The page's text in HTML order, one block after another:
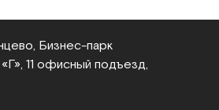
Бизнес‑парк
11 офисный подъезд,